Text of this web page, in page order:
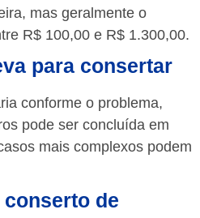
mas geralmente o
R$ 100,00 e R$ 1.300,00.
para consertar
conforme o problema,
pode ser concluída em
mais complexos podem
de